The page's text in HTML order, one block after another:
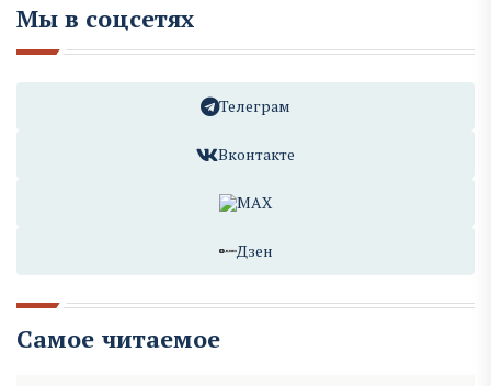
Мы в соцсетях
Телеграм
Вконтакте
MAX
Дзен
Самое читаемое